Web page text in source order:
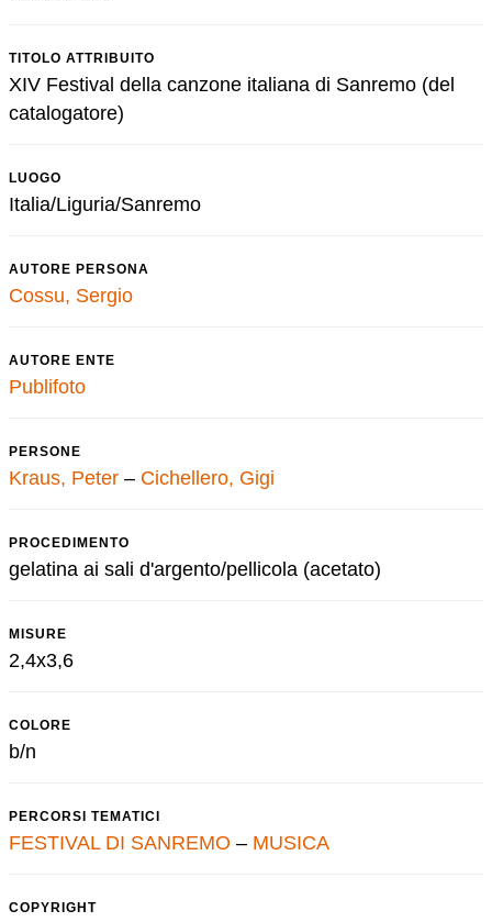
TITOLO ATTRIBUITO
XIV Festival della canzone italiana di Sanremo (del
catalogatore)
LUOGO
Italia/Liguria/Sanremo
AUTORE PERSONA
Cossu, Sergio
AUTORE ENTE
Publifoto
PERSONE
Kraus, Peter – Cichellero, Gigi
PROCEDIMENTO
gelatina ai sali d'argento/pellicola (acetato)
MISURE
2,4x3,6
COLORE
b/n
PERCORSI TEMATICI
FESTIVAL DI SANREMO – MUSICA
COPYRIGHT